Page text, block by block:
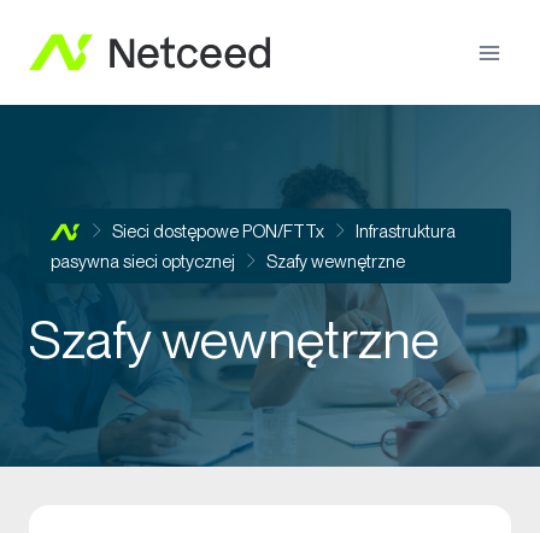
Sieci dostępowe PON/FTTx
Infrastruktura
pasywna sieci optycznej
Szafy wewnętrzne
Szafy wewnętrzne